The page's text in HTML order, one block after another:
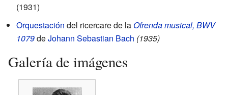
(1931)
Orquestación del ricercare de laOfrenda musical, BWV
1079deJohann Sebastian Bach (1935)
Galería de imágenes